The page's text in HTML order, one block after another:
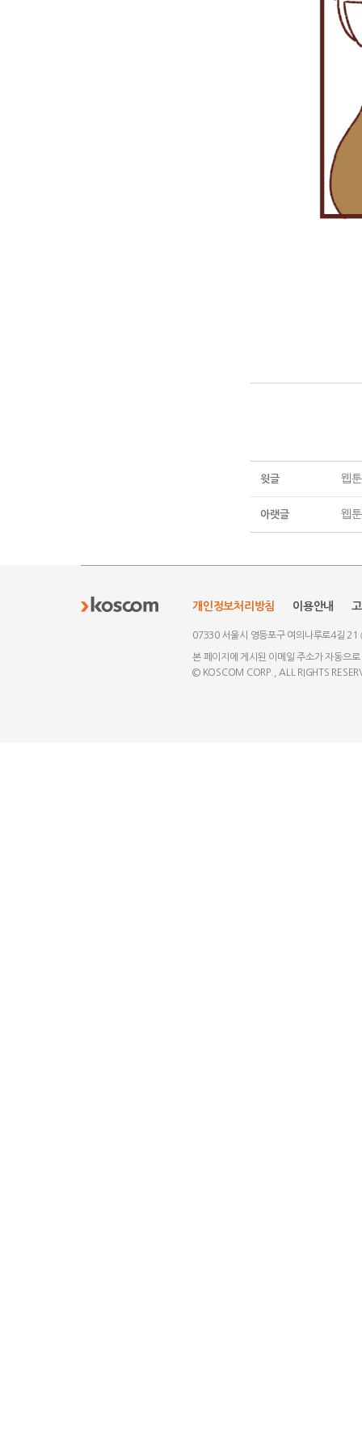
윗글 웹
아랫글 웹
개인정보처리방침 이용안내
07330 서울시 영등포구 여의나루로4길 21
본 페이지에 게시된 이메일 주소가 자동으
© KOSCOM CORP., ALL RIGHTS